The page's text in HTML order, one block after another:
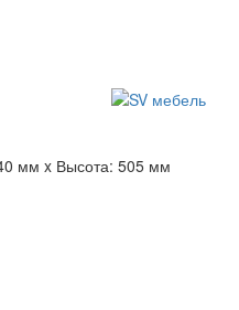
мм x Высота: 505 мм